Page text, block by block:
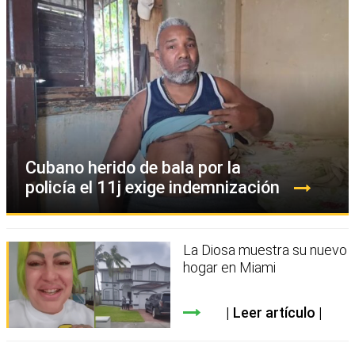
Cubano herido de bala por la
policía el 11j exige indemnización
La Diosa muestra su nuevo
hogar en Miami
Leer artículo